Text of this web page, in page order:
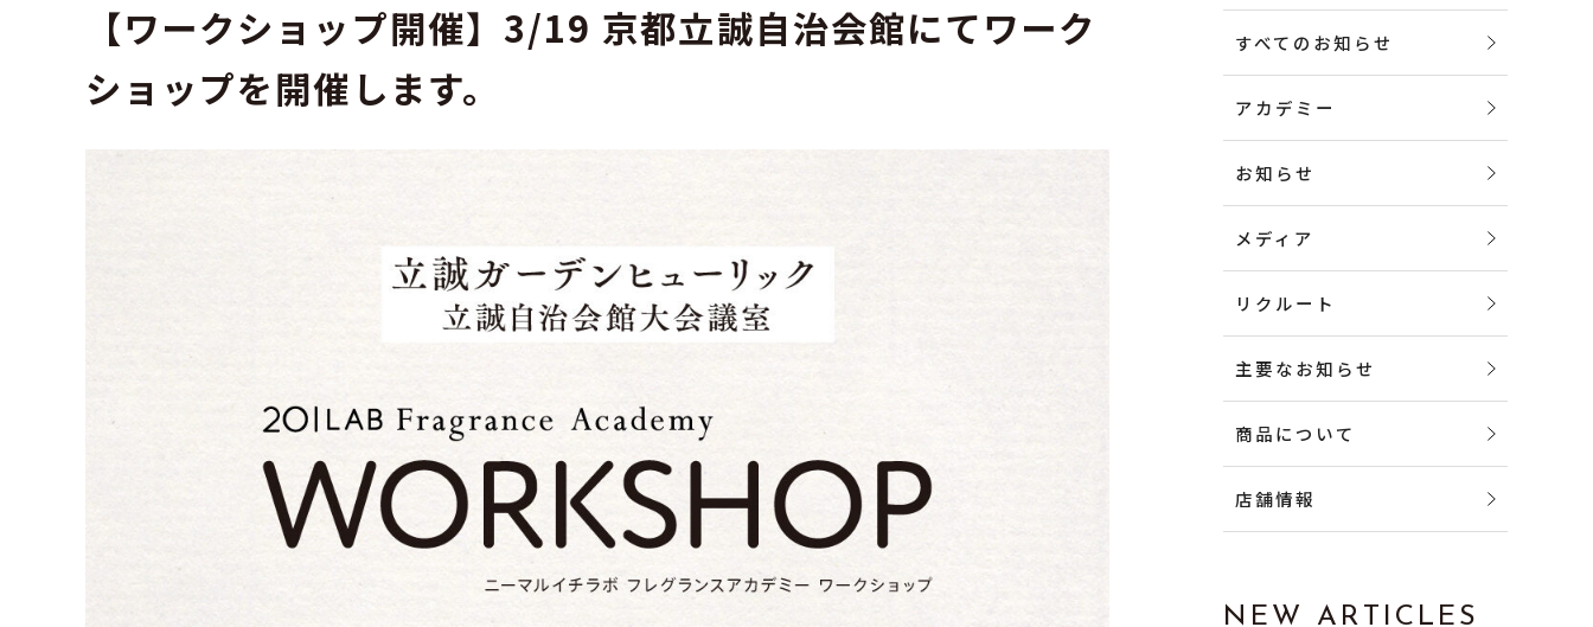
【ワークショップ開催】3/19 京都立誠自治会館にてワーク
ショップを開催します。
すべてのお知らせ
アカデミー
お知らせ
メディア
リクルート
主要なお知らせ
商品について
店舗情報
NEW ARTICLES